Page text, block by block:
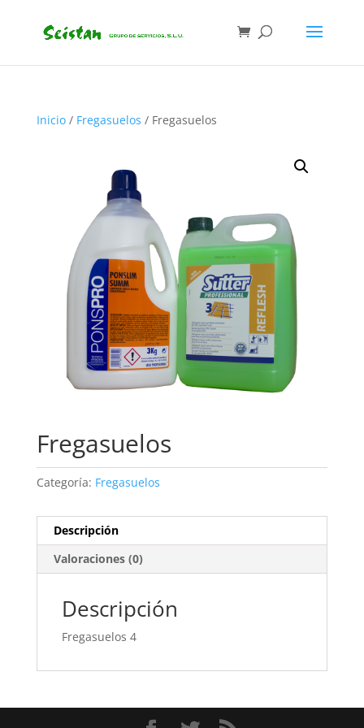
Inicio/ Fregasuelos / Fregasuelos
Fregasuelos
Categoría: Fregasuelos
Descripción
Valoraciones (0)
Descripción
Fregasuelos 4